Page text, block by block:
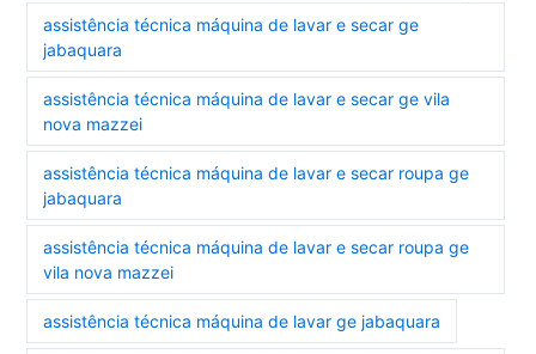
assistência técnica máquina de lavar e secar ge
jabaquara
assistência técnica máquina de lavar e secar ge vila
nova mazzei
assistência técnica máquina de lavar e secar roupa ge
jabaquara
assistência técnica máquina de lavar e secar roupa ge
vila nova mazzei
assistência técnica máquina de lavar ge jabaquara